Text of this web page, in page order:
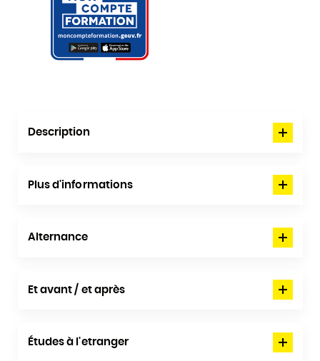
Description
Plus d'informations
Alternance
Et avant / et après
Études à l'etranger